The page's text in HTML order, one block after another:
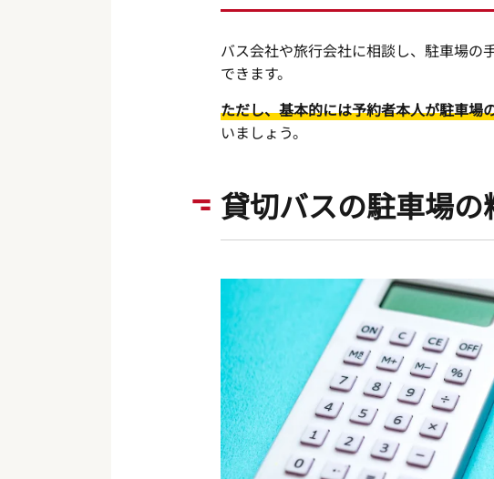
バス会社や旅行会社に相談し、駐車場の
できます。
ただし、基本的には予約者本人が駐車場
いましょう。
貸切バスの駐車場の